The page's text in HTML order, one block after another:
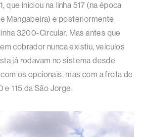
que iniciou na linha 517 (na época
Mangabeira) e posteriormente
3200-Circular. Mas antes que
cobrador nunca existiu, veículos
já rodavam no sistema desde
os opcionais, mas com a frota de
e 115 da São Jorge.